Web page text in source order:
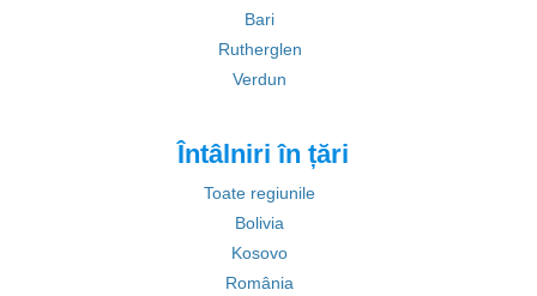
Bari
Rutherglen
Verdun
Întâlniri în țări
Toate regiunile
Bolivia
Kosovo
România